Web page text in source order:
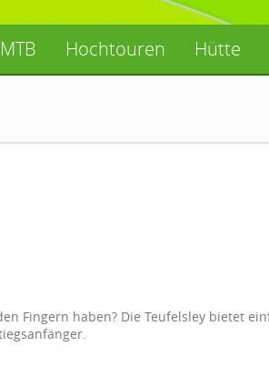
Hochtouren Hütte
Fingern haben? Die Teufelsley bietet